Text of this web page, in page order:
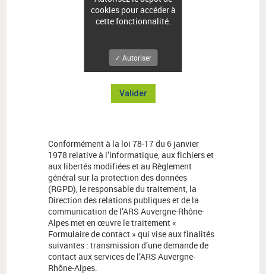
cookies pour accéder à
cette fonctionnalité.
✓ Autoriser
Valider
Conformément à la loi 78-17 du 6 janvier
1978 relative à l’informatique, aux fichiers et
aux libertés modifiées et au Règlement
général sur la protection des données
(RGPD), le responsable du traitement, la
Direction des relations publiques et de la
communication de l’ARS Auvergne-Rhône-
Alpes met en œuvre le traitement «
Formulaire de contact » qui vise aux finalités
suivantes : transmission d’une demande de
contact aux services de l’ARS Auvergne-
Rhône-Alpes.